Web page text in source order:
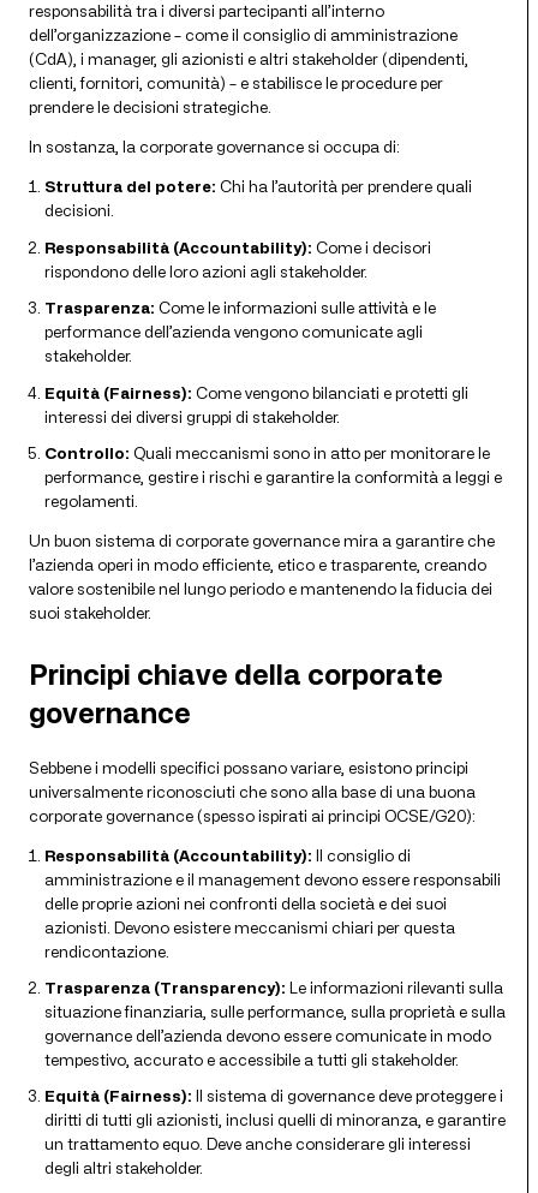
responsabilità tra i diversi partecipanti all’interno
dell’organizzazione – come il consiglio di amministrazione
(CdA), i manager, gli azionisti e altri stakeholder (dipendenti,
clienti, fornitori, comunità) – e stabilisce le procedure per
prendere le decisioni strategiche.
In sostanza, la corporate governance si occupa di:
Struttura del potere: Chi ha l’autorità per prendere quali
decisioni.
Responsabilità (Accountability): Come i decisori
rispondono delle loro azioni agli stakeholder.
Trasparenza: Come le informazioni sulle attività e le
performance dell’azienda vengono comunicate agli
stakeholder.
Equità (Fairness): Come vengono bilanciati e protetti gli
interessi dei diversi gruppi di stakeholder.
Controllo: Quali meccanismi sono in atto per monitorare le
performance, gestire i rischi e garantire la conformità a leggi e
regolamenti.
Un buon sistema di corporate governance mira a garantire che
l’azienda operi in modo efficiente, etico e trasparente, creando
valore sostenibile nel lungo periodo e mantenendo la fiducia dei
suoi stakeholder.
Principi chiave della corporate
governance
Sebbene i modelli specifici possano variare, esistono principi
universalmente riconosciuti che sono alla base di una buona
corporate governance (spesso ispirati ai principi OCSE/G20):
Responsabilità (Accountability): Il consiglio di
amministrazione e il management devono essere responsabili
delle proprie azioni nei confronti della società e dei suoi
azionisti. Devono esistere meccanismi chiari per questa
rendicontazione.
Trasparenza (Transparency): Le informazioni rilevanti sulla
situazione finanziaria, sulle performance, sulla proprietà e sulla
governance dell’azienda devono essere comunicate in modo
tempestivo, accurato e accessibile a tutti gli stakeholder.
Equità (Fairness): Il sistema di governance deve proteggere i
diritti di tutti gli azionisti, inclusi quelli di minoranza, e garantire
un trattamento equo. Deve anche considerare gli interessi
degli altri stakeholder.